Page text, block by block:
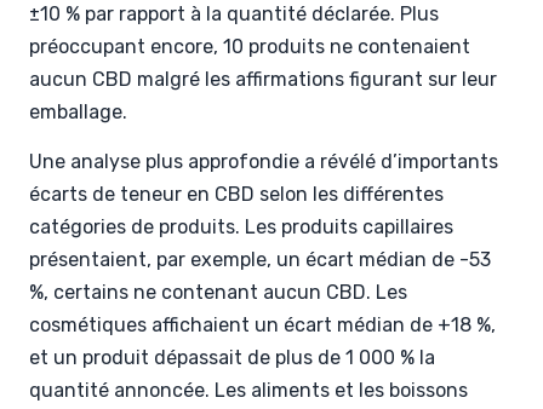
±10 % par rapport à la quantité déclarée. Plus
préoccupant encore, 10 produits ne contenaient
aucun CBD malgré les affirmations figurant sur leur
emballage.
Une analyse plus approfondie a révélé d’importants
écarts de teneur en CBD selon les différentes
catégories de produits. Les produits capillaires
présentaient, par exemple, un écart médian de -53
%, certains ne contenant aucun CBD. Les
cosmétiques affichaient un écart médian de +18 %,
et un produit dépassait de plus de 1 000 % la
quantité annoncée. Les aliments et les boissons